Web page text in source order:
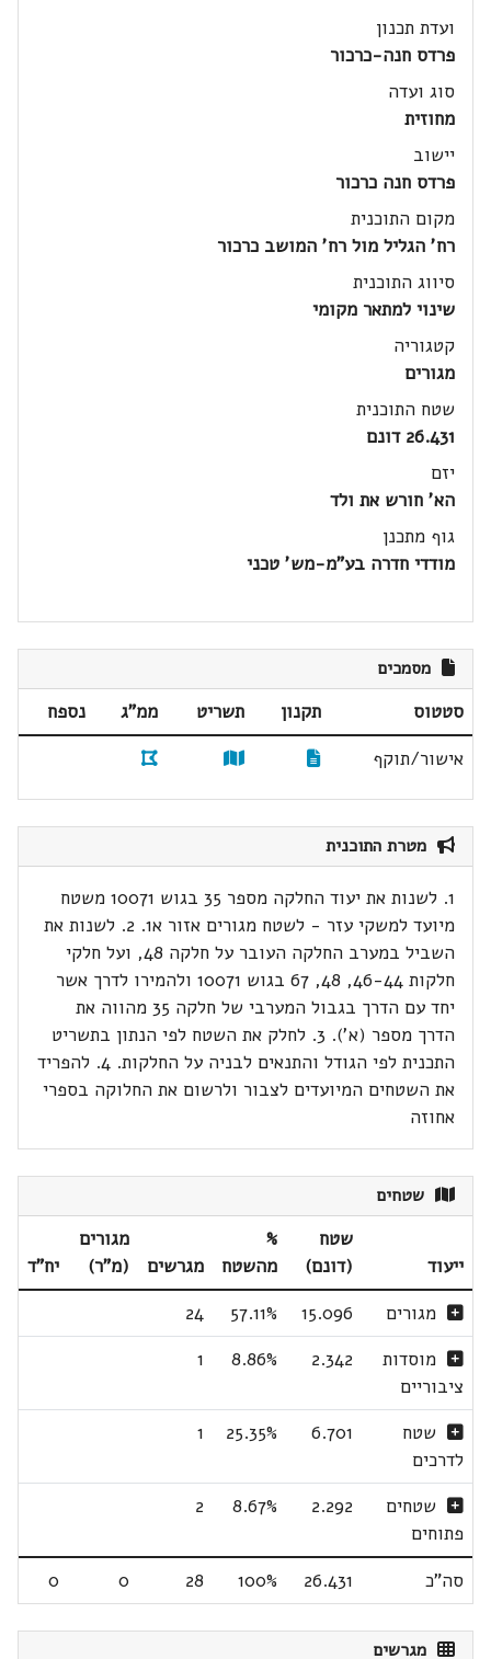
ועדת תכנון
פרדס חנה-כרכור
סוג ועדה
מחוזית
יישוב
פרדס חנה כרכור
מקום התוכנית
רח' הגליל מול רח' המושב כרכור
סיווג התוכנית
שינוי למתאר מקומי
קטגוריה
מגורים
שטח התוכנית
26.431 דונם
יזם
הא' חורש את ולד
גוף מתכנן
מודדי חדרה בע"מ-מש' טכני
מסמכים
סטטוס תקנון תשריט ממ"ג
נספח
אישור/תוקף
מטרת התוכנית
1. לשנות את יעוד החלקה מספר 35 בגוש 10071 משטח
מיועד למשקי עזר - לשטח מגורים אזור א1. 2. לשנות את
השביל במערב החלקה העובר על חלקה 48, ועל חלקי
חלקות 46-44, 48, 67 בגוש 10071 ולהמירו לדרך אשר
יחד עם הדרך בגבול המערבי של חלקה 35 מהווה את
הדרך מספר (א'). 3. לחלק את השטח לפי הנתון בתשריט
התכנית לפי הגודל והתנאים לבניה על החלקות. 4. להפריד
את השטחים המיועדים לצבור ולרשום את החלוקה בספרי
אחוזה
שטחים
ייעוד
שטח
(דונם)
%
מהשטח
מגרשים
מגורים
(מ"ר)
יח"ד
מגורים
15.096
57.11%
24
מוסדות
ציבוריים
2.342
8.86%
1
שטח
לדרכים
6.701
25.35%
1
שטחים
פתוחים
2.292
8.67%
2
סה"כ 26.431
100%
28
0
0
מגרשים